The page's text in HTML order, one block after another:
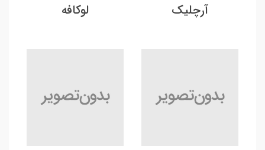
آرچلیک لوکافه